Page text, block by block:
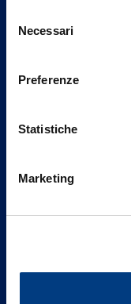
può trovare nel
delNecessari
Preferenze
Statistiche
Marketing
Vittoria Assicurazioni
Part. IVA 01329510158